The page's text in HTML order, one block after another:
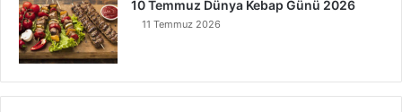
10 Temmuz Dünya Kebap Günü 2026
11 Temmuz 2026